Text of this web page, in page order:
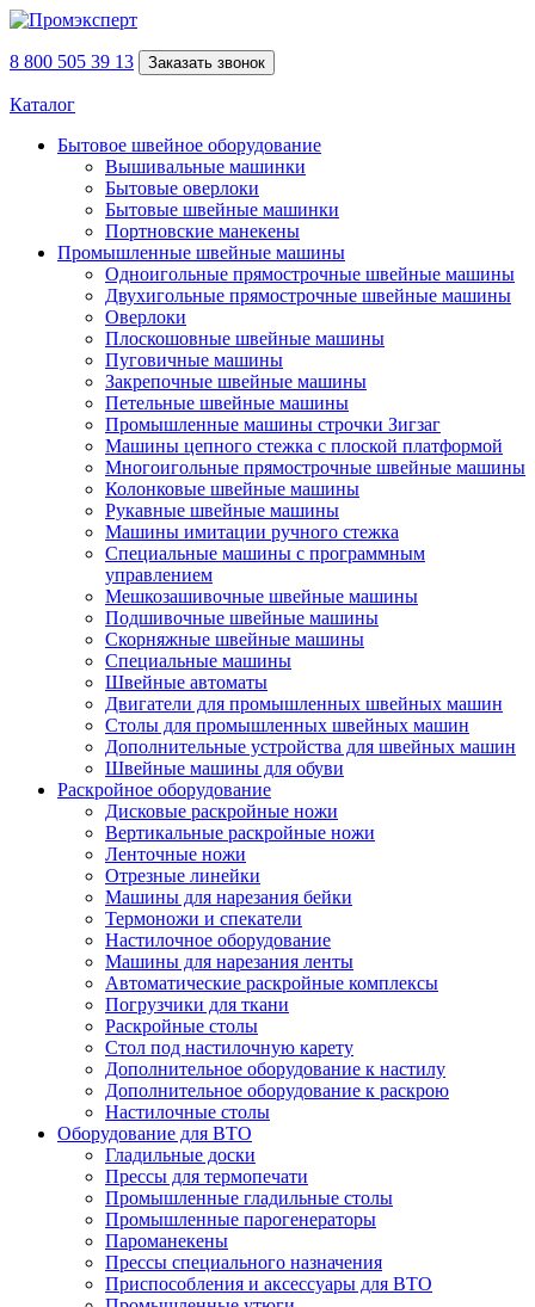
8 800 505 39 13 Заказать звонок
Каталог
Бытовое швейное оборудование
Вышивальные машинки
Бытовые оверлоки
Бытовые швейные машинки
Портновские манекены
Промышленные швейные машины
Одноигольные прямострочные швейные машины
Двухигольные прямострочные швейные машины
Оверлоки
Плоскошовные швейные машины
Пуговичные машины
Закрепочные швейные машины
Петельные швейные машины
Промышленные машины строчки Зигзаг
Машины цепного стежка с плоской платформой
Многоигольные прямострочные швейные машины
Колонковые швейные машины
Рукавные швейные машины
Машины имитации ручного стежка
Специальные машины с программным
управлением
Мешкозашивочные швейные машины
Подшивочные швейные машины
Скорняжные швейные машины
Специальные машины
Швейные автоматы
Двигатели для промышленных швейных машин
Столы для промышленных швейных машин
Дополнительные устройства для швейных машин
Швейные машины для обуви
Раскройное оборудование
Дисковые раскройные ножи
Вертикальные раскройные ножи
Ленточные ножи
Отрезные линейки
Машины для нарезания бейки
Термоножи и спекатели
Настилочное оборудование
Машины для нарезания ленты
Автоматические раскройные комплексы
Погрузчики для ткани
Раскройные столы
Стол под настилочную карету
Дополнительное оборудование к настилу
Дополнительное оборудование к раскрою
Настилочные столы
Оборудование для ВТО
Гладильные доски
Прессы для термопечати
Промышленные гладильные столы
Промышленные парогенераторы
Пароманекены
Прессы специального назначения
Приспособления и аксессуары для ВТО